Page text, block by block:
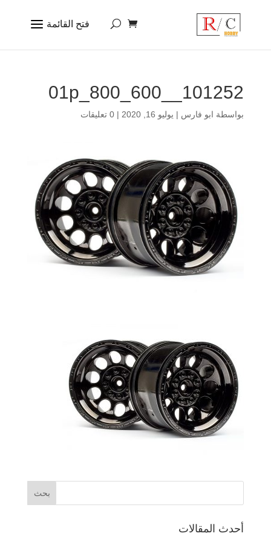
101252__01p_800_600
بواسطة ابو فارس | يوليو 16, 2020 | 0 تعليقات
أحدث المقالات